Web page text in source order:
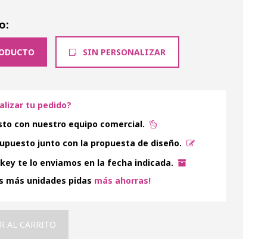
SIN PERSONALIZAR
tu pedido?
con nuestro equipo comercial.
junto con la propuesta de diseño.
te lo enviamos en la fecha indicada.
más unidades pidas más ahorras!
AL CARRITO